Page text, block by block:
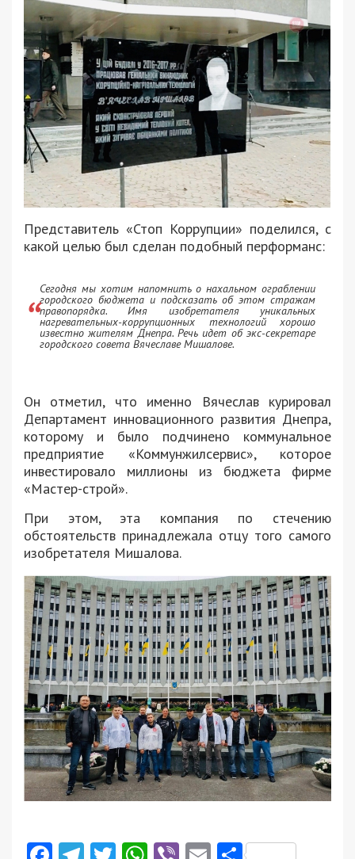
Представитель «Стоп Коррупции» поделился, с
какой целью был сделан подобный перформанс:
Сегодня мы хотим напомнить о нахальном ограблении
городского бюджета и подсказать об этом стражам
правопорядка. Имя изобретателя уникальных
нагревательных-коррупционных технологий хорошо
известно жителям Днепра. Речь идет об экс-секретаре
городского совета Вячеславе Мишалове.
Он отметил, что именно Вячеслав курировал
Департамент инновационного развития Днепра,
которому и было подчинено коммунальное
предприятие «Коммунжилсервис», которое
инвестировало миллионы из бюджета фирме
«Мастер-строй».
При этом, эта компания по стечению
обстоятельств принадлежала отцу того самого
изобретателя Мишалова.